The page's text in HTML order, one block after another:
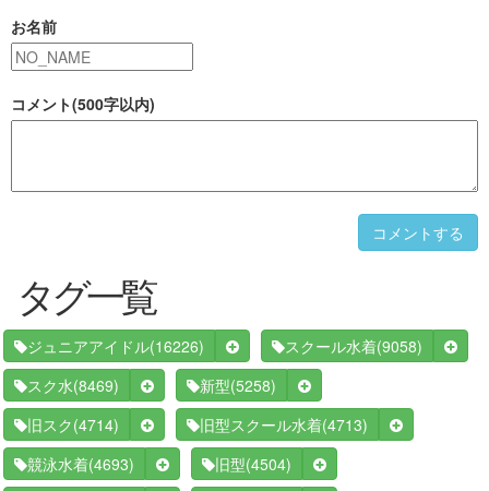
お名前
コメント(500字以内)
コメントする
タグ一覧
ジュニアアイドル(16226) スクール水着(9058)
スク水(8469) 新型(5258)
旧スク (4714) 旧型スクール水着(4713)
競泳水着(4693) 旧型(4504)